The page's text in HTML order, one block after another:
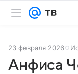
23 февраля 2026
Анфиса